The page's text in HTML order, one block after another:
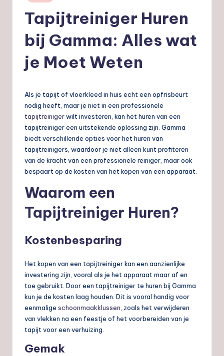
nl
in
Tapijtreiniger Huren
bij Gamma: Alles wat
je Moet Weten
Als je tapijt of vloerkleed in huis echt een opfrisbeurt
nodig heeft, maar je niet in een professionele
tapijtreinigerwilt investeren, kan het huren van een
tapijtreiniger een uitstekende oplossing zijn. Gamma
biedt verschillende opties voor het huren van
tapijtreinigers, waardoor je niet alleen kunt profiteren
van de kracht van een professionele reiniger, maar ook
bespaart op de kosten van het kopen van een apparaat.
Waarom een
Tapijtreiniger Huren?
Kostenbesparing
Het kopen van een tapijtreiniger kan een aanzienlijke
investering zijn, vooral als je het apparaat maar af en
toe gebruikt. Door een tapijtreiniger te huren bij Gamma
kun je de kosten laag houden. Dit is vooral handig voor
eenmalige schoonmaakklussen , zoals het verwijderen
van vlekken na een feestje of het voorbereiden van je
tapijt voor een verhuizing.
Gemak